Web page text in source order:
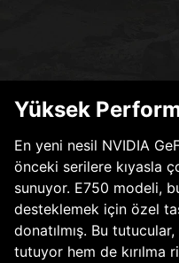
Yüksek
En yeni nesil NVIDIA
önceki serilere kıyasla
sunuyor. E750 modeli,
desteklemek için özel
donatılmış. Bu
tutuyor hem de kırılma